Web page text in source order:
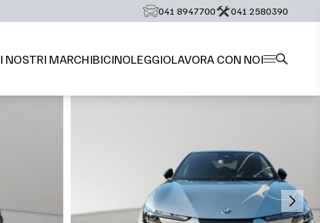
‭041 8947700‬ ‭041 2580390‬
I NOSTRI MARCHIBICINOLEGGIOLAVORA CON NOI